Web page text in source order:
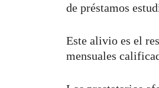
de préstamos
Este alivio es el
mensuales